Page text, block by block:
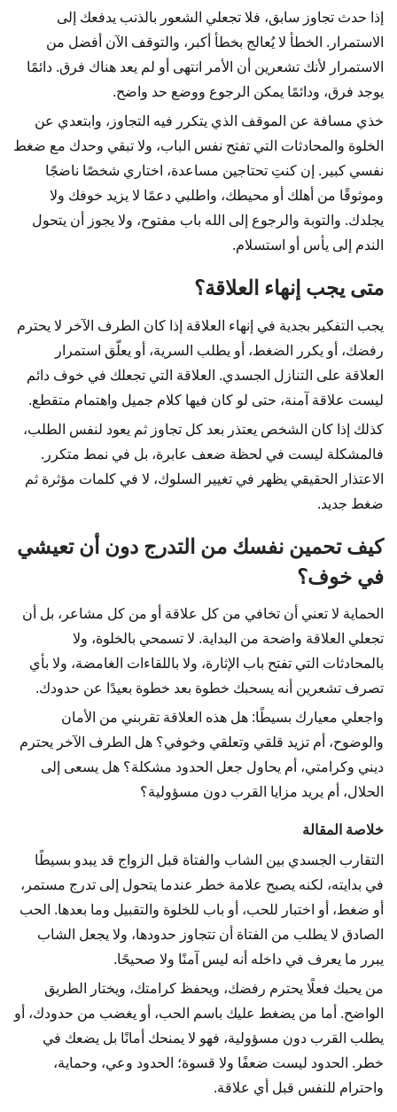
إذا حدث تجاوز سابق، فلا تجعلي الشعور بالذنب يدفعك إلى
الاستمرار. الخطأ لا يُعالج بخطأ أكبر، والتوقف الآن أفضل من
الاستمرار لأنك تشعرين أن الأمر انتهى أو لم يعد هناك فرق. دائمًا
يوجد فرق، ودائمًا يمكن الرجوع ووضع حد واضح.
خذي مسافة عن الموقف الذي يتكرر فيه التجاوز، وابتعدي عن
الخلوة والمحادثات التي تفتح نفس الباب، ولا تبقي وحدك مع ضغط
نفسي كبير. إن كنتِ تحتاجين مساعدة، اختاري شخصًا ناضجًا
وموثوقًا من أهلك أو محيطك، واطلبي دعمًا لا يزيد خوفك ولا
يجلدك. والتوبة والرجوع إلى الله باب مفتوح، ولا يجوز أن يتحول
الندم إلى يأس أو استسلام.
متى يجب إنهاء العلاقة؟
يجب التفكير بجدية في إنهاء العلاقة إذا كان الطرف الآخر لا يحترم
رفضك، أو يكرر الضغط، أو يطلب السرية، أو يعلّق استمرار
العلاقة على التنازل الجسدي. العلاقة التي تجعلك في خوف دائم
ليست علاقة آمنة، حتى لو كان فيها كلام جميل واهتمام متقطع.
كذلك إذا كان الشخص يعتذر بعد كل تجاوز ثم يعود لنفس الطلب،
فالمشكلة ليست في لحظة ضعف عابرة، بل في نمط متكرر.
الاعتذار الحقيقي يظهر في تغيير السلوك، لا في كلمات مؤثرة ثم
ضغط جديد.
كيف تحمين نفسك من التدرج دون أن تعيشي
في خوف؟
الحماية لا تعني أن تخافي من كل علاقة أو من كل مشاعر، بل أن
تجعلي العلاقة واضحة من البداية. لا تسمحي بالخلوة، ولا
بالمحادثات التي تفتح باب الإثارة، ولا باللقاءات الغامضة، ولا بأي
تصرف تشعرين أنه يسحبك خطوة بعد خطوة بعيدًا عن حدودك.
واجعلي معيارك بسيطًا: هل هذه العلاقة تقربني من الأمان
والوضوح، أم تزيد قلقي وتعلقي وخوفي؟ هل الطرف الآخر يحترم
ديني وكرامتي، أم يحاول جعل الحدود مشكلة؟ هل يسعى إلى
الحلال، أم يريد مزايا القرب دون مسؤولية؟
خلاصة المقالة
التقارب الجسدي بين الشاب والفتاة قبل الزواج قد يبدو بسيطًا
في بدايته، لكنه يصبح علامة خطر عندما يتحول إلى تدرج مستمر،
أو ضغط، أو اختبار للحب، أو باب للخلوة والتقبيل وما بعدها. الحب
الصادق لا يطلب من الفتاة أن تتجاوز حدودها، ولا يجعل الشاب
يبرر ما يعرف في داخله أنه ليس آمنًا ولا صحيحًا.
من يحبك فعلًا يحترم رفضك، ويحفظ كرامتك، ويختار الطريق
الواضح. أما من يضغط عليك باسم الحب، أو يغضب من حدودك، أو
يطلب القرب دون مسؤولية، فهو لا يمنحك أمانًا بل يضعك في
خطر. الحدود ليست ضعفًا ولا قسوة؛ الحدود وعي، وحماية،
واحترام للنفس قبل أي علاقة.